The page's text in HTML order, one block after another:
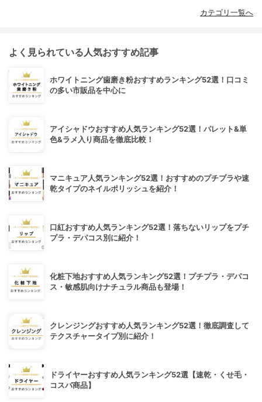
カテゴリ一覧へ
よく見られている人気おすすめ記事
ホワイトニング歯磨き粉おすすめランキング52選！口コミ
の多い市販品を中心に
アイシャドウおすすめ人気ランキング52選！パレット&単
色&ラメ入り商品を徹底比較！
マニキュア人気ランキング52選！おすすめのプチプラや速
乾タイプのネイルポリッシュを紹介！
口紅おすすめ人気ランキング52選！落ちないリップをプチ
プラ・デパコス別に紹介！
化粧下地おすすめ人気ランキング52選！プチプラ・デパコ
ス・敏感肌向けナチュラル商品も登場！
クレンジングおすすめ人気ランキング52選！徹底調査して
テクスチャータイプ別に紹介！
ドライヤーおすすめ人気ランキング52選【速乾・くせ毛・
コスパ商品】